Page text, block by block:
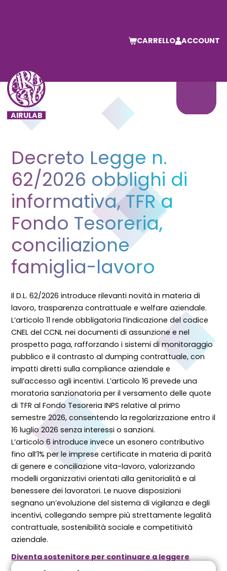
CARRELLO ACCOUNT
Decreto Legge n.
62/2026 obblighi di
informativa, TFR a
Fondo Tesoreria,
conciliazione
famiglia-lavoro
Il D.L. 62/2026 introduce rilevanti novità in materia di
lavoro, trasparenza contrattuale e welfare aziendale.
L’articolo 11 rende obbligatoria l’indicazione del codice
CNEL del CCNL nei documenti di assunzione e nel
prospetto paga, rafforzando i sistemi di monitoraggio
pubblico e il contrasto al dumping contrattuale, con
impatti diretti sulla compliance aziendale e
sull’accesso agli incentivi. L’articolo 16 prevede una
moratoria sanzionatoria per il versamento delle quote
di TFR al Fondo Tesoreria INPS relative al primo
semestre 2026, consentendo la regolarizzazione entro il
16 luglio 2026 senza interessi o sanzioni.
L’articolo 6 introduce invece un esonero contributivo
fino all’1% per le imprese certificate in materia di parità
di genere e conciliazione vita-lavoro, valorizzando
modelli organizzativi orientati alla genitorialità e al
benessere dei lavoratori. Le nuove disposizioni
segnano un’evoluzione del sistema di vigilanza e degli
incentivi, collegando sempre più strettamente legalità
contrattuale, sostenibilità sociale e competitività
aziendale.
Diventa sostenitore per continuare a leggere